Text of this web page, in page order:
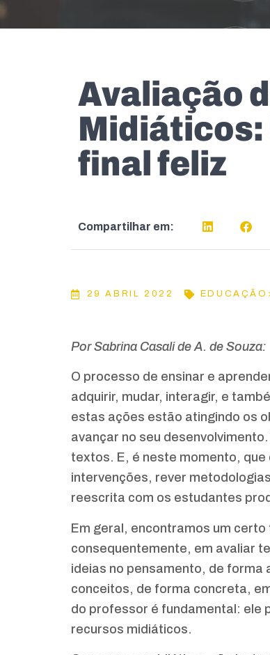
Avaliação
Midiáticos:
final feliz
Compartilhar em:
29 ABRIL 2022
Por Sabrina Casali de A. de Souza:
O processo de ensinar e
adquirir, mudar, interagir, e
estas ações estão atingindo os
avançar no seu
textos. E, é neste momento,
intervenções, rever
reescrita com os estudantes
Em geral, encontramos um
consequentemente, em avaliar
ideias no pensamento, de
conceitos, de forma concreta,
do professor é fundamental: ele
recursos midiáticos.